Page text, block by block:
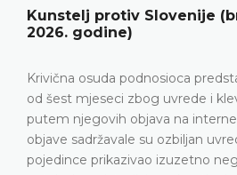
7. juli
zatvora
lica
• Sporne
im
Miladze protiv
2026. godine)
podnosiocu
koji sadrži
upućene
kontekstu javne
Grubi verbalni